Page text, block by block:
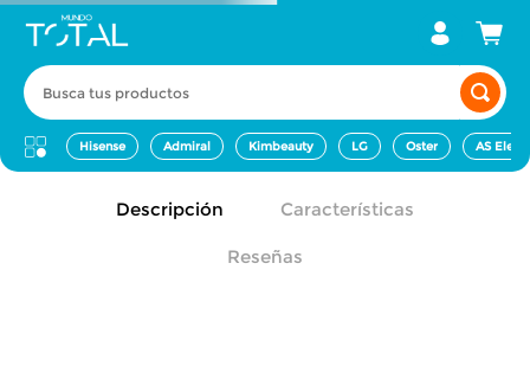
Busca tus productos
Hisense Admiral Kimbeauty LG Oster AS
Descripción Características
Reseñas